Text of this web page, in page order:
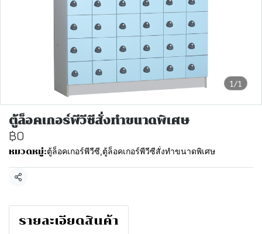
1/1
ตู้ล็อคเกอร์พีวีซีสั่งทำขนาดพิเศษ
฿0
หมวดหมู่:ตู้ล็อคเกอร์พีวีซี ตู้ล็อคเกอร์พีวีซีสั่งทำขนาดพิเศษ
แชร์
รายละเอียดสินค้า